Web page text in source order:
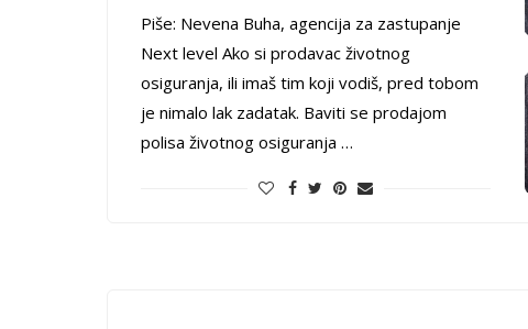
Piše: Nevena Buha, agencija za zastupanje
Next level Ako si prodavac životnog
osiguranja, ili imaš tim koji vodiš, pred tobom
je nimalo lak zadatak. Baviti se prodajom
polisa životnog osiguranja …